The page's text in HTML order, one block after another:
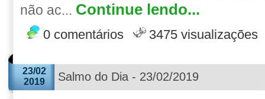
não ac... Continue lendo...
0 comentários 3475 visualizações
23/02
2019
Salmo do Dia - 23/02/2019